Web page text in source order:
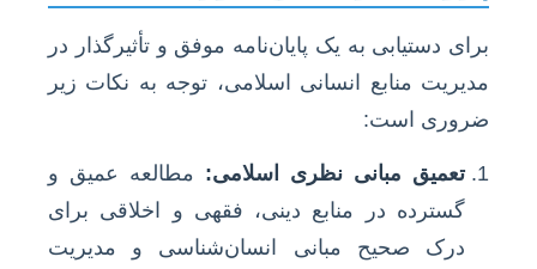
برای دستیابی به یک پایان‌نامه موفق و تأثیرگذار در
مدیریت منابع انسانی اسلامی، توجه به نکات زیر
ضروری است:
تعمیق مبانی نظری اسلامی: مطالعه عمیق و
گسترده در منابع دینی، فقهی و اخلاقی برای
درک صحیح مبانی انسان‌شناسی و مدیریت